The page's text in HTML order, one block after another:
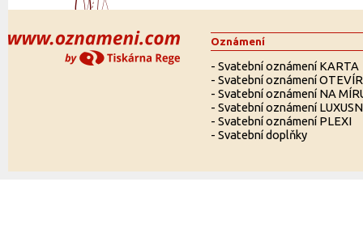
Oznámení
- Svatební oznámení KARTA
- Svatební oznámení
- Svatební oznámení NA
- Svatební oznámení
- Svatební oznámení PLEXI
- Svatební doplňky